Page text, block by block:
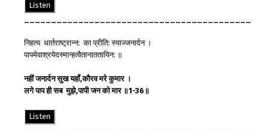
Listen
निहत्य धार्तराष्ट्रान्न: का प्रीति: स्याज्जनार्दन ।
पापमेवाश्रयेदस्मान्हत्वैतानाततायिन: ॥
नहींजनार्दनसुखयहाँ,कौरव मरेकुमार ।
लगेपापही सब मुझे,पापी जन को मार ॥1-36 ॥
Listen